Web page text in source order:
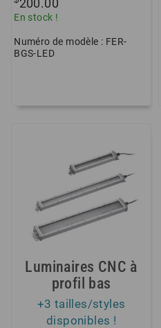
200.00
En stock !
Numéro de modèle : FER-
BGS-LED
Luminaires CNC à
profil bas
+3 tailles/styles
disponibles !